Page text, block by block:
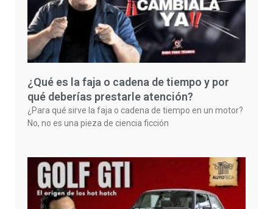
¿Qué es la faja o cadena de tiempo y por
qué deberías prestarle atención?
¿Para qué sirve la faja o cadena de tiempo en un motor?
No, no es una pieza de ciencia ficción